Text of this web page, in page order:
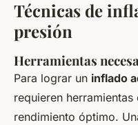
Técnicas de
presión
Herramientas
Para lograr un inflado
requieren
rendimiento óptimo.